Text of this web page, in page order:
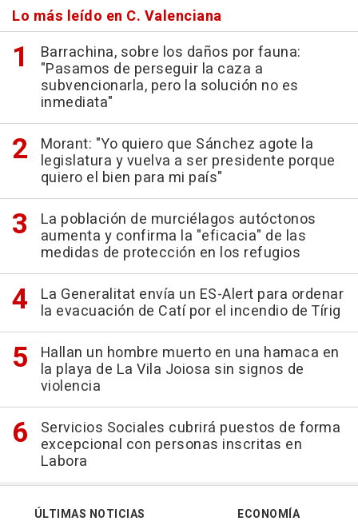
Lo más leído en C. Valenciana
Barrachina, sobre los daños por fauna:
"Pasamos de perseguir la caza a
subvencionarla, pero la solución no es
inmediata"
Morant: "Yo quiero que Sánchez agote la
legislatura y vuelva a ser presidente porque
quiero el bien para mi país"
La población de murciélagos autóctonos
aumenta y confirma la "eficacia" de las
medidas de protección en los refugios
La Generalitat envía un ES-Alert para ordenar
la evacuación de Catí por el incendio de Tírig
Hallan un hombre muerto en una hamaca en
la playa de La Vila Joiosa sin signos de
violencia
Servicios Sociales cubrirá puestos de forma
excepcional con personas inscritas en
Labora
ÚLTIMAS NOTICIAS
ECONOMÍA